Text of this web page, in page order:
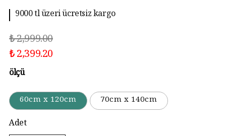
9000 tl üzeri ücretsiz kargo
₺ 2,999.00
₺ 2,399.20
ölçü
60cm x 120cm 70cm x 140cm
Adet